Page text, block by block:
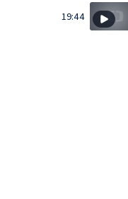
19:44